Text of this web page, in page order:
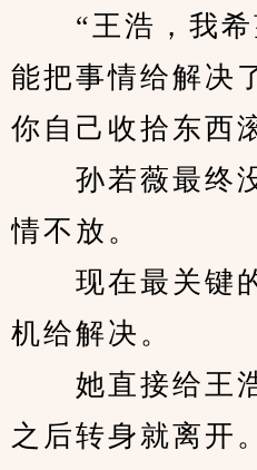
“王浩，我希
能把事情给解决
你自己收拾东西
孙若薇最终没
情不放。
现在最关键的
机给解决。
她直接给王浩
之后转身就离开。